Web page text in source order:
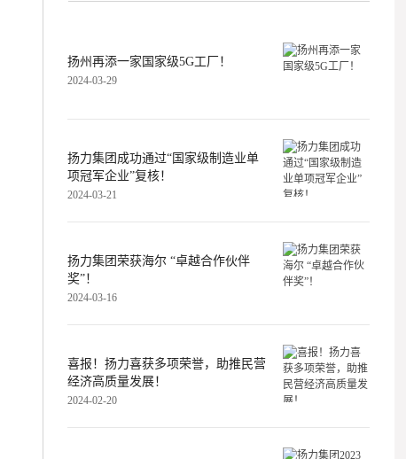
扬州再添一家国家级5G工厂！
2024-03-29
扬力集团成功通过“国家级制造业单
项冠军企业”复核！
2024-03-21
扬力集团荣获海尔 “卓越合作伙伴
奖”！
2024-03-16
喜报！扬力喜获多项荣誉，助推民营
经济高质量发展！
2024-02-20